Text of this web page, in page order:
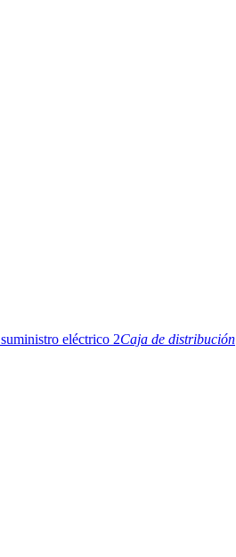
Caja de distribución